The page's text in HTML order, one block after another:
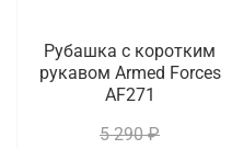
Рубашка с коротким
рукавом Armed Forces
AF271
5 290 ₽